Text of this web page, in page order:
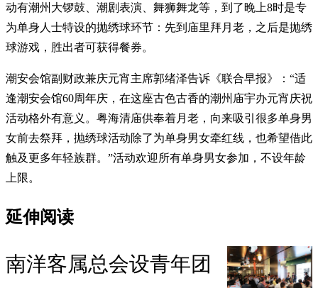
动有潮州大锣鼓、潮剧表演、舞狮舞龙等，到了晚上8时是专
为单身人士特设的抛绣球环节：先到庙里拜月老，之后是抛绣
球游戏，胜出者可获得餐券。
潮安会馆副财政兼庆元宵主席郭绪泽告诉《联合早报》：“适
逢潮安会馆60周年庆，在这座古色古香的潮州庙宇办元宵庆祝
活动格外有意义。粤海清庙供奉着月老，向来吸引很多单身男
女前去祭拜，抛绣球活动除了为单身男女牵红线，也希望借此
触及更多年轻族群。”活动欢迎所有单身男女参加，不设年龄
上限。
延伸阅读
南洋客属总会设青年团